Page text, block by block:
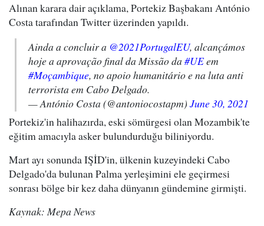
Alınan karara dair açıklama, Portekiz Başbakanı António
Costa tarafından Twitter üzerinden yapıldı.
Ainda a concluir a @2021PortugalEU, alcançámos
hoje a aprovação final da Missão da #UEem
#Moçambique, no apoio humanitário e na luta anti
terrorista em Cabo Delgado.
— António Costa (@antoniocostapm) June 30, 2021
Portekiz'in halihazırda, eski sömürgesi olan Mozambik'te
eğitim amacıyla asker bulundurduğu biliniyordu.
Mart ayı sonunda IŞİD'in, ülkenin kuzeyindeki Cabo
Delgado'da bulunan Palma yerleşimini ele geçirmesi
sonrası bölge bir kez daha dünyanın gündemine girmişti.
Kaynak: Mepa News